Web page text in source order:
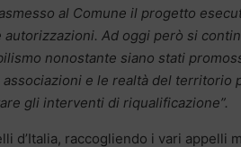
al Comune il progetto
Ad oggi però si
nonostante siano stati
e le realtà del territorio
gli interventi di riqualificazione”.
d’Italia, raccogliendo i vari appelli